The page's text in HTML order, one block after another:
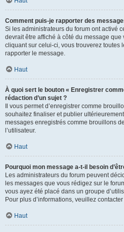
Comment puis-je rapporter des
Si les administrateurs du forum ont activé
devrait être affiché à côté du message que
cliquant sur celui-ci, vous trouverez toutes
rapporter le message.
Haut
À quoi sert le bouton « Enregistrer
rédaction d’un sujet ?
Il vous permet d’enregistrer comme
souhaitez finaliser et publier
messages enregistrés comme brouillons
l’utilisateur.
Haut
Pourquoi mon message a-t-il besoin
Les administrateurs du forum peuvent
les messages que vous rédigez sur le
vous ayez été placé dans un groupe
Pour plus d’informations, veuillez
Haut